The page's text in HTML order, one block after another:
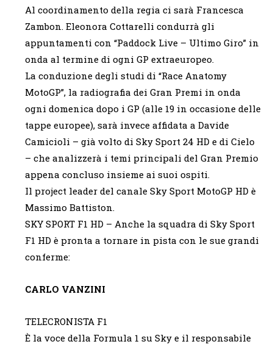
Al coordinamento della regia ci sarà Francesca
Zambon. Eleonora Cottarelli condurrà gli
appuntamenti con “Paddock Live – Ultimo Giro” in
onda al termine di ogni GP extraeuropeo.
La conduzione degli studi di “Race Anatomy
MotoGP”, la radiografia dei Gran Premi in onda
ogni domenica dopo i GP (alle 19 in occasione delle
tappe europee), sarà invece affidata a Davide
Camicioli – già volto di Sky Sport 24 HD e di Cielo
– che analizzerà i temi principali del Gran Premio
appena concluso insieme ai suoi ospiti.
Il project leader del canale Sky Sport MotoGP HD è
Massimo Battiston.
SKY SPORT F1 HD – Anche la squadra di Sky Sport
F1 HD è pronta a tornare in pista con le sue grandi
conferme:
CARLO VANZINI
TELECRONISTA F1
È la voce della Formula 1 su Sky e il responsabile